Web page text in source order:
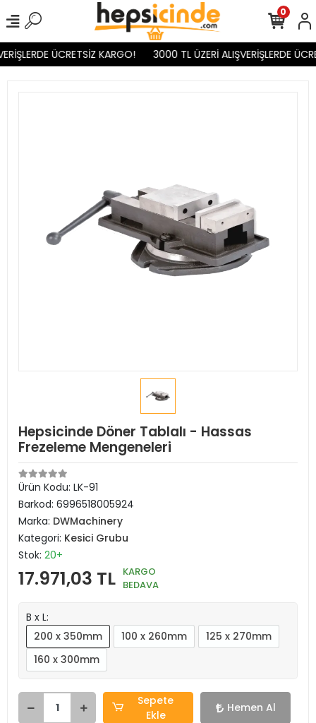
ÜCRETSİZ KARGO! 3000 TL ÜZERİ ALIŞVERİŞLERDE
0
Hepsicinde Döner Tablalı - Hassas
Frezeleme Mengeneleri
Ürün Kodu: LK-91
Barkod: 6996518005924
Marka: DWMachinery
Kategori: Kesici Grubu
Stok: 20+
17.971,03 TL KARGO
BEDAVA
B x L:
200 x 350mm
100 x 260mm
125 x 270mm
160 x 300mm
Sepete
Ekle
Hemen Al